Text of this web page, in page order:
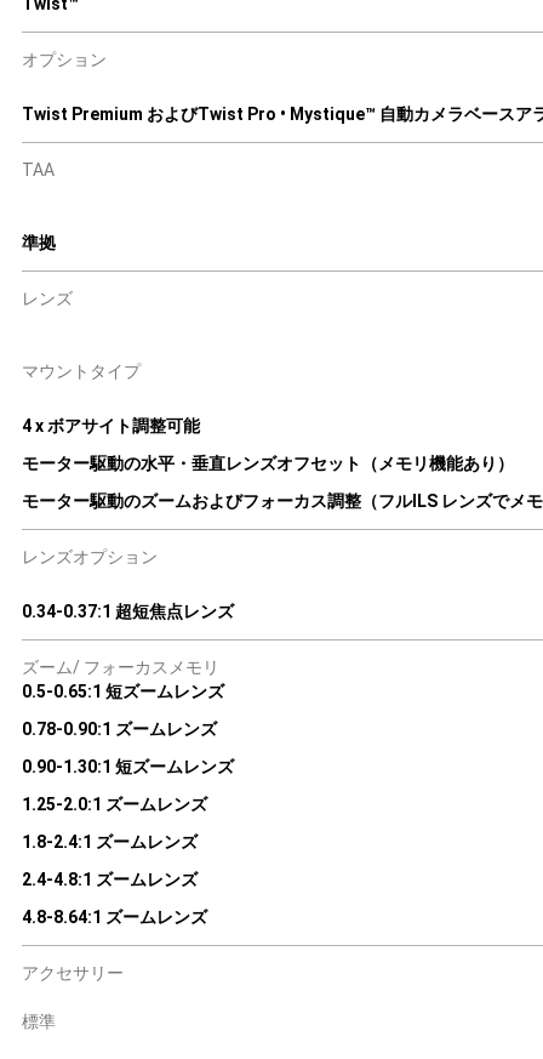
Twist™
オプション
Twist Premium およびTwist Pro • Mystique™ 自動カメラベースア
TAA
準拠
レンズ
マウントタイプ
4 x ボアサイト調整可能
モーター駆動の水平・垂直レンズオフセット（メモリ機能あり）
モーター駆動のズームおよびフォーカス調整（フルILS レンズでメ
レンズオプション
0.34-0.37:1 超短焦点レンズ
ズーム/ フォーカスメモリ
0.5-0.65:1 短ズームレンズ
0.78-0.90:1 ズームレンズ
0.90-1.30:1 短ズームレンズ
1.25-2.0:1 ズームレンズ
1.8-2.4:1 ズームレンズ
2.4-4.8:1 ズームレンズ
4.8-8.64:1 ズームレンズ
アクセサリー
標準